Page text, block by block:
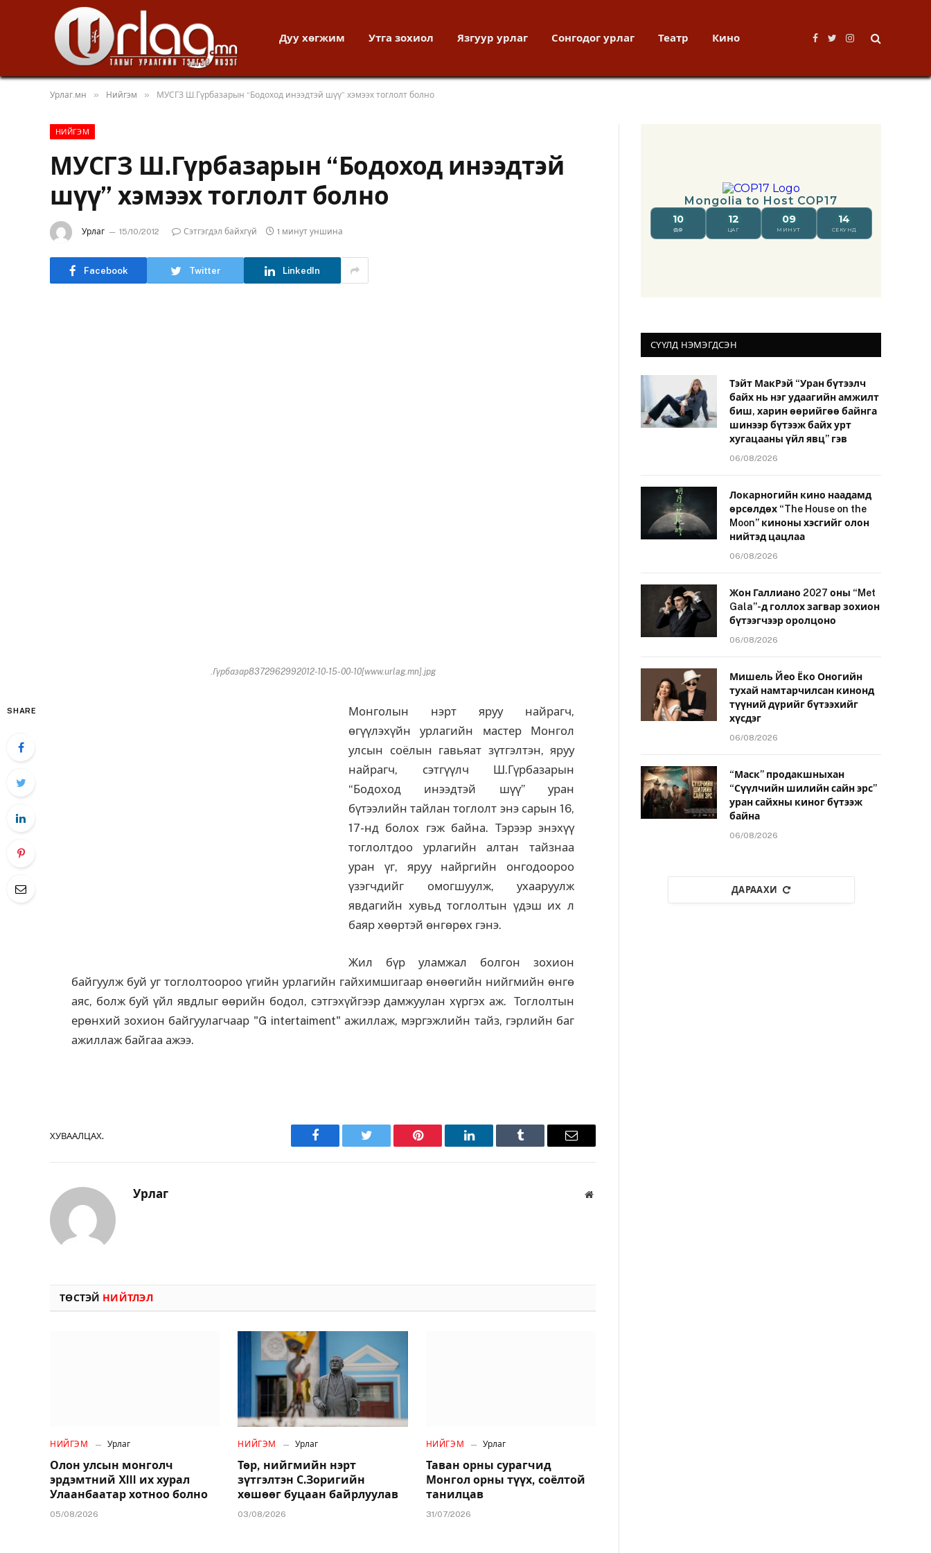
Дуу хөгжим Утга зохиол Язгуур урлаг Сонгодог урлаг Театр Кино
Facebook
TwitterInstagram
Урлаг.мн » Нийгэм » МУСГЗ Ш.Гүрбазарын “Бодоход инээдтэй шүү” хэмээх тоглолт болно
НИЙГЭМ
МУСГЗ Ш.Гүрбазарын “Бодоход инээдтэй
шүү” хэмээх тоглолт болно
Урлаг 15/10/2012 Сэтгэгдэл байхгүй 1 минут уншина
Facebook Twitter LinkedIn
.Гүрбазар8372962992012-10-15-00-10[www.urlag.mn].jpg
SHARE
Монголын нэрт яруу найрагч,
өгүүлэхүйн урлагийн мастер Монгол
улсын соёлын гавьяат зүтгэлтэн, яруу
найрагч, сэтгүүлч Ш.Гүрбазарын
“Бодоход инээдтэй шүү” уран
бүтээлийн тайлан тоглолт энэ сарын 16,
17-нд болох гэж байна. Тэрээр энэхүү
тоглолтдоо урлагийн алтан тайзнаа
уран үг, яруу найргийн онгодоороо
үзэгчдийг омогшуулж, ухааруулж
явдагийн хувьд тоглолтын үдэш их л
баяр хөөртэй өнгөрөх гэнэ.
Жил бүр уламжал болгон зохион
байгуулж буй уг тоглолтоороо үгийн урлагийн гайхимшигаар өнөөгийн нийгмийн өнгө
аяс, болж буй үйл явдлыг өөрийн бодол, сэтгэхүйгээр дамжуулан хүргэх аж. Тоглолтын
ерөнхий зохион байгуулагчаар "G intertaiment" ажиллаж, мэргэжлийн тайз, гэрлийн баг
ажиллаж байгаа ажээ.
ХУВААЛЦАХ.
Facebook Twitter Pinterest LinkedIn Tumblr Имэйл
Урлаг Вэбсайт
ТӨСТЭЙ НИЙТЛЭЛ
НИЙГЭМ Урлаг
Олон улсын монголч
эрдэмтний XIII их хурал
Улаанбаатар хотноо болно
05/08/2026
НИЙГЭМ Урлаг
Төр, нийгмийн нэрт
зүтгэлтэн С.Зоригийн
хөшөөг буцаан байрлуулав
03/08/2026
НИЙГЭМ Урлаг
Таван орны сурагчид
Монгол орны түүх, соёлтой
танилцав
31/07/2026
СҮҮЛД НЭМЭГДСЭН
Тэйт МакРэй “Уран бүтээлч
байх нь нэг удаагийн амжилт
биш, харин өөрийгөө байнга
шинээр бүтээж байх урт
хугацааны үйл явц” гэв
06/08/2026
Локарногийн кино наадамд
өрсөлдөх “The House on the
Moon” киноны хэсгийг олон
нийтэд цацлаа
06/08/2026
Жон Галлиано 2027 оны “Met
Gala”-д голлох загвар зохион
бүтээгчээр оролцоно
06/08/2026
Мишель Йео Ёко Оногийн
тухай намтарчилсан кинонд
түүний дүрийг бүтээхийг
хүсдэг
06/08/2026
“Маск” продакшныхан
“Сүүлчийн шилийн сайн эрс”
уран сайхны киног бүтээж
байна
06/08/2026
ДАРААХИ